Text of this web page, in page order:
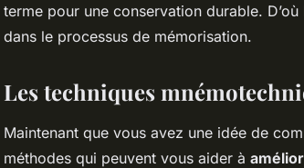
terme pour une conservation durable.
dans le processus de mémorisation.
Les techniques
Maintenant que vous avez une idée de
méthodes qui peuvent vous aider à